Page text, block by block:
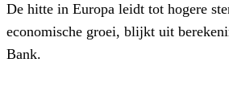
De hitte in Europa leidt tot hogere
economische groei, blijkt uit
Bank.